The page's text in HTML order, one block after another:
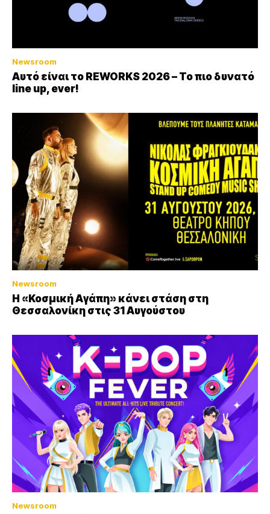
Newsroom
Αυτό είναι το REWORKS 2026 – Το πιο δυνατό
line up, ever!
Newsroom
Η «Κοσμική Αγάπη» κάνει στάση στη
Θεσσαλονίκη στις 31 Αυγούστου
Newsroom